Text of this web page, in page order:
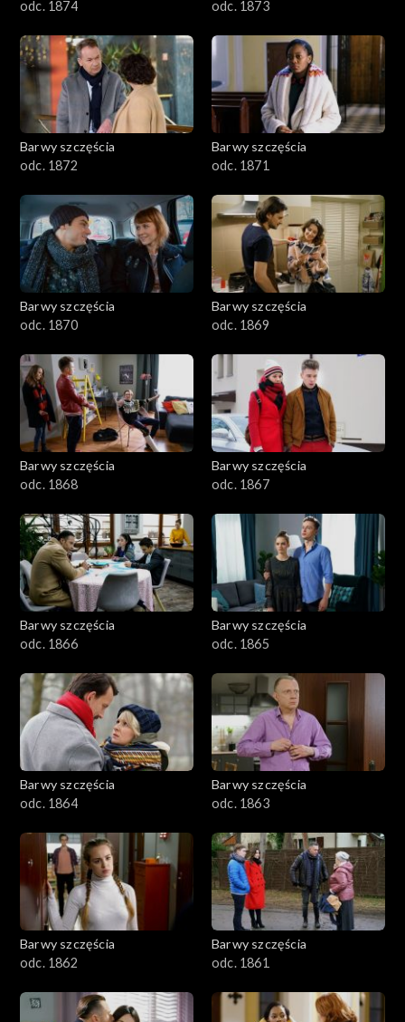
odc. 1874 odc. 1873
Barwy szczęścia
odc. 1872
Barwy szczęścia
odc. 1871
Barwy szczęścia
odc. 1870
Barwy szczęścia
odc. 1869
Barwy szczęścia
odc. 1868
Barwy szczęścia
odc. 1867
Barwy szczęścia
odc. 1866
Barwy szczęścia
odc. 1865
Barwy szczęścia
odc. 1864
Barwy szczęścia
odc. 1863
Barwy szczęścia
odc. 1862
Barwy szczęścia
odc. 1861